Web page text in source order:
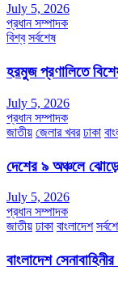
July 5, 2026
প্রধান সম্পাদক
বিশ্ব সর্বশেষ
হরমুজ প্রণালিতে
July 5, 2026
প্রধান সম্পাদক
জাতীয় জেলার খবর ঢাকা
দেশের ৯ অঞ্চলে
July 5, 2026
প্রধান সম্পাদক
জাতীয় ঢাকা বাংলাদেশ
বাংলাদেশ